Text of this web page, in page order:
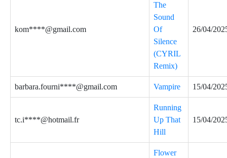
kom****@gmail.com
The
Sound
Of
Silence
(CYRIL
Remix)
26/04/
barbara.fourni****@gmail.com Vampire 15/04/
tc.i****@hotmail.fr
Running
Up That
Hill
15/04/
Flower